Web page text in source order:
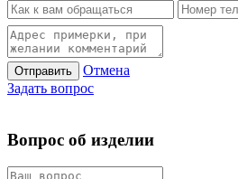
Отправить
Отмена
Задать вопрос
Вопрос об изделии